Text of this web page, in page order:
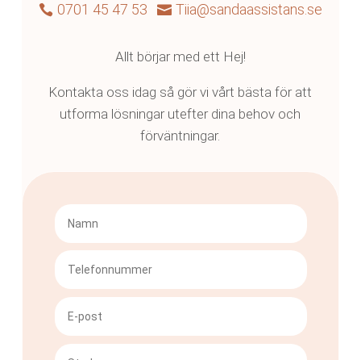
 0701 45 47 53  Tiia@sandaassistans.se
Allt börjar med ett Hej!
Kontakta oss idag så gör vi vårt bästa för att
utforma lösningar utefter dina behov och
förväntningar.